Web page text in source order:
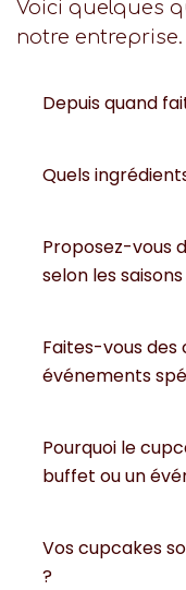
Voici quelques
notre entreprise.
Depuis quand
Quels
Proposez-vous
selon les saisons
Faites-vous
événements
Pourquoi le
buffet ou un
Vos cupcakes
?